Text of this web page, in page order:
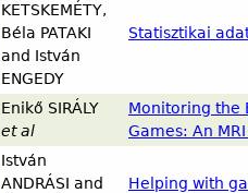
KETSKEMÉTY,
Béla PATAKI
and István
ENGEDY
Statisztikai
Enikő SIRÁLY
et al
Monitoring the
Games: An
István
ANDRÁSI and
Helping with